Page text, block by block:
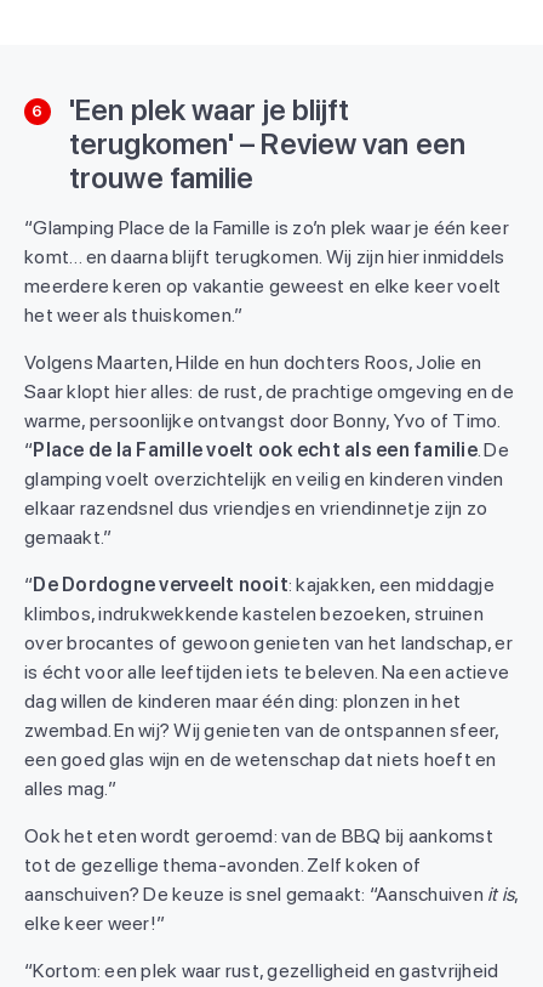
6
'Een plek waar je blijft
terugkomen' – Review van een
trouwe familie
“Glamping Place de la Famille is zo’n plek waar je één keer
komt… en daarna blijft terugkomen. Wij zijn hier inmiddels
meerdere keren op vakantie geweest en elke keer voelt
het weer als thuiskomen.”
Volgens Maarten, Hilde en hun dochters Roos, Jolie en
Saar klopt hier alles: de rust, de prachtige omgeving en de
warme, persoonlijke ontvangst door Bonny, Yvo of Timo.
“Place de la Famille voelt ook echt als een familie. De
glamping voelt overzichtelijk en veilig en kinderen vinden
elkaar razendsnel dus vriendjes en vriendinnetje zijn zo
gemaakt.”
“De Dordogne verveelt nooit: kajakken, een middagje
klimbos, indrukwekkende kastelen bezoeken, struinen
over brocantes of gewoon genieten van het landschap, er
is écht voor alle leeftijden iets te beleven. Na een actieve
dag willen de kinderen maar één ding: plonzen in het
zwembad. En wij? Wij genieten van de ontspannen sfeer,
een goed glas wijn en de wetenschap dat niets hoeft en
alles mag.”
Ook het eten wordt geroemd: van de BBQ bij aankomst
tot de gezellige thema-avonden. Zelf koken of
aanschuiven? De keuze is snel gemaakt: “Aanschuiven it is,
elke keer weer!”
“Kortom: een plek waar rust, gezelligheid en gastvrijheid